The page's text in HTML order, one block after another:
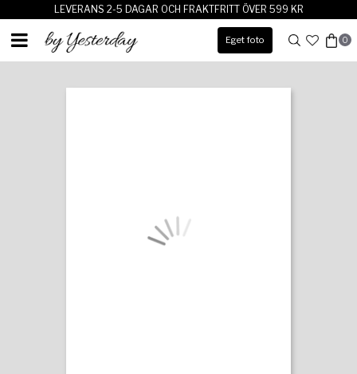
LEVERANS 2-5 DAGAR OCH FRAKTFRITT ÖVER 599 KR
Eget foto 0